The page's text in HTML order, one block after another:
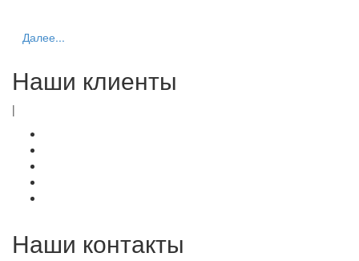
Далее...
Наши клиенты
|
Наши контакты